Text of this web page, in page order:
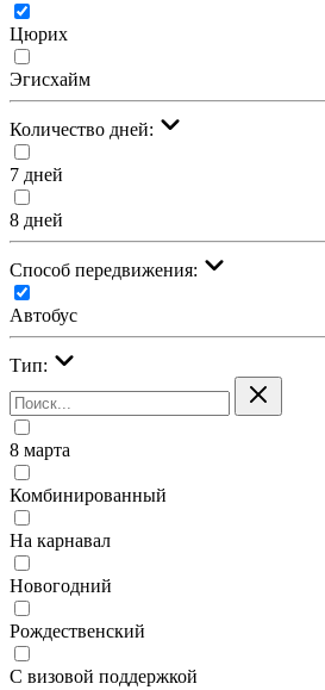
Цюрих
Эгисхайм
Количество дней:
7 дней
8 дней
Cпособ передвижения:
Автобус
Тип:
8 марта
Комбинированный
На карнавал
Новогодний
Рождественский
С визовой поддержкой